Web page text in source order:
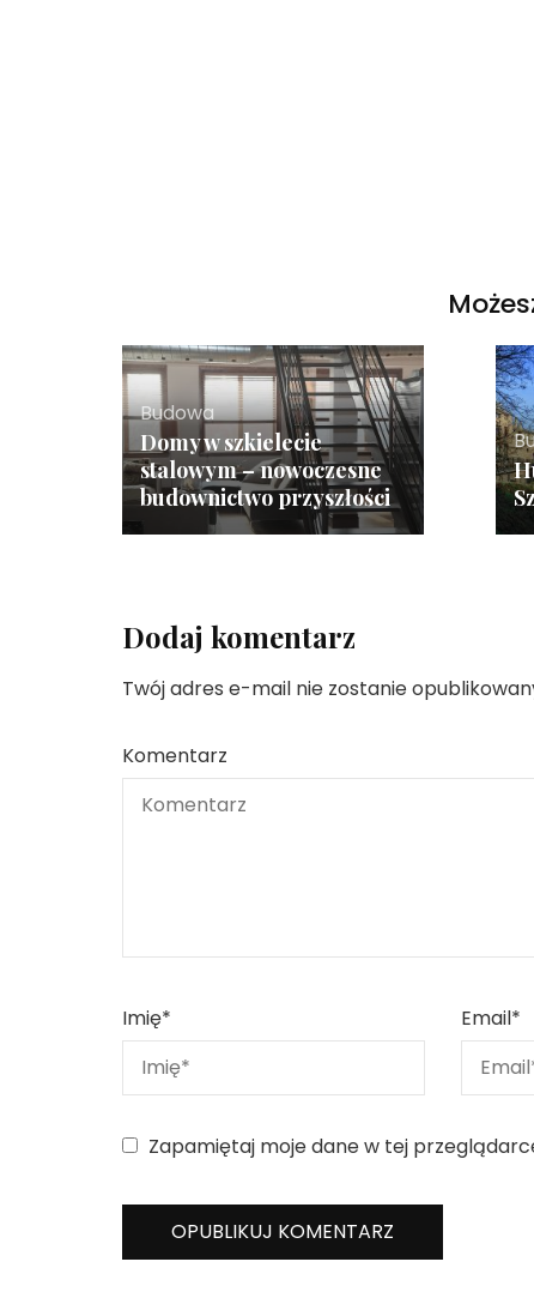
Budowa
Domy w szkielecie
stalowym – nowoczesne
budownictwo przyszłości
Dodaj komentarz
Twój adres e-mail nie zostanie
Komentarz
Imię* Email*
Zapamiętaj moje dane w tej